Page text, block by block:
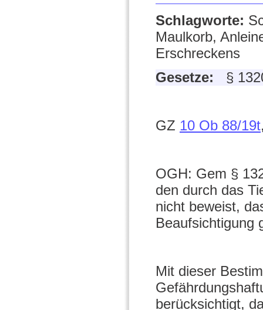
Schlagworte:
Maulkorb,
Erschreckens
Gesetze:
§
GZ 10 Ob 88/19t
OGH: Gem §
den durch das
nicht beweist,
Beaufsichtigung
Mit dieser
berücksichtigt,